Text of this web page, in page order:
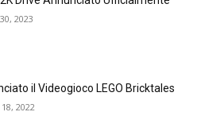
2023
il Videogioco LEGO Bricktales
2022